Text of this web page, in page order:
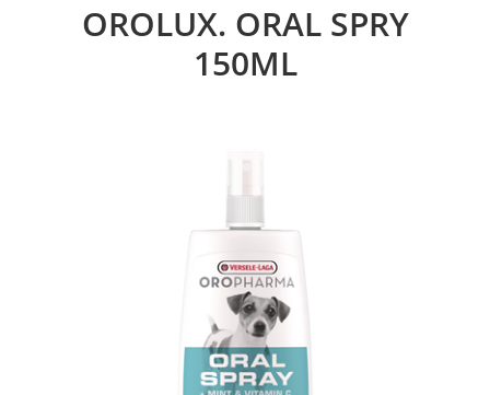
OROLUX. ORAL SPRY
150ML